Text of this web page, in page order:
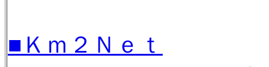
■Ｋｍ２Ｎｅｔ